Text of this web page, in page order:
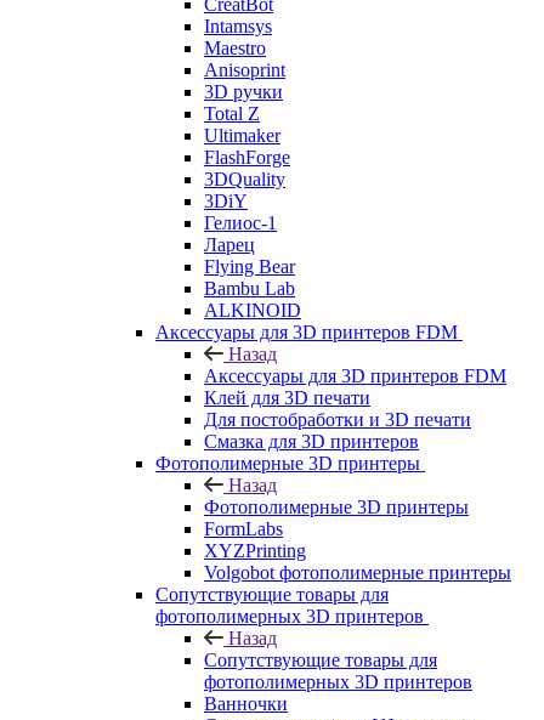
CreatBot
Intamsys
Maestro
Anisoprint
3D ручки
Total Z
Ultimaker
FlashForge
3DQuality
3DiY
Гелиос-1
Ларец
Flying Bear
Bambu Lab
ALKINOID
Аксессуары для 3D принтеров FDM
Назад
Аксессуары для 3D принтеров FDM
Клей для 3D печати
Для постобработки и 3D печати
Смазка для 3D принтеров
Фотополимерные 3D принтеры
Назад
Фотополимерные 3D принтеры
FormLabs
XYZPrinting
Volgobot фотополимерные принтеры
Сопутствующие товары для
фотополимерных 3D принтеров
Назад
Сопутствующие товары для
фотополимерных 3D принтеров
Ванночки